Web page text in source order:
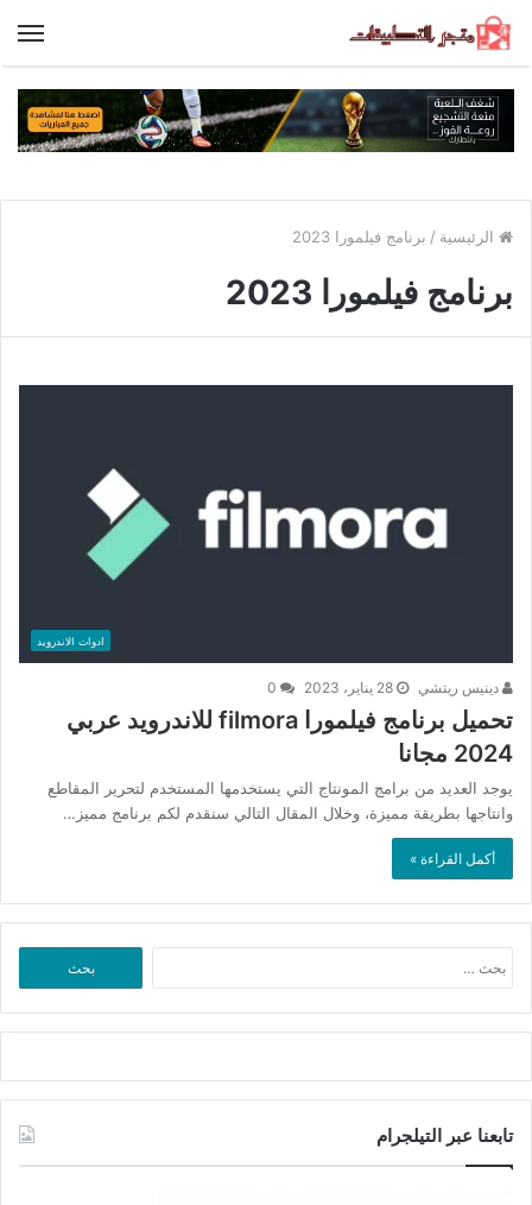
الرئيسية / برنامج فيلمورا 2023
برنامج فيلمورا 2023
ادوات الاندرويد
دينيس ريتشي 28 يناير، 2023
تحميل برنامج فيلمورا filmora للاندرويد عربي
2024 مجانا
يوجد العديد من برامج المونتاج التي يستخدمها المستخدم لتحرير المقاطع
وانتاجها بطريقة مميزة، وخلال المقال التالي سنقدم لكم برنامج مميز…
أكمل القراءة »
عن:
تابعنا عبر التيلجرام